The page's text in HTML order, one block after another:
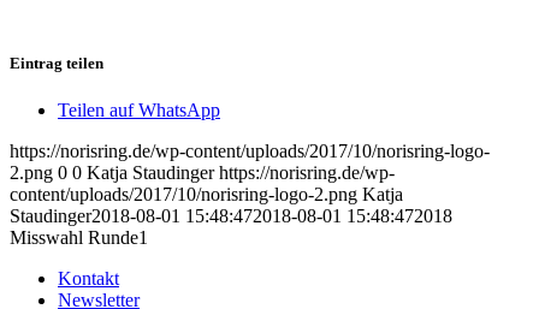
Eintrag teilen
Teilen auf WhatsApp
https://norisring.de/wp-content/uploads/2017/10/norisring-logo-
2.png 0 0 Katja Staudinger https://norisring.de/wp-
content/uploads/2017/10/norisring-logo-2.png Katja
Staudinger2018-08-01 15:48:472018-08-01 15:48:472018
Misswahl Runde1
Kontakt
Newsletter